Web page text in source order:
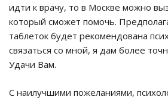
идти к врачу, то в Москве можно
который сможет помочь.
таблеток будет рекомендована
связаться со мной, я дам более
Удачи Вам.
С наилучшими пожеланиями,